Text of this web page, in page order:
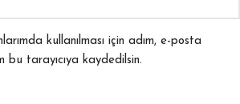
kullanılması için adım, e-posta
bu tarayıcıya kaydedilsin.